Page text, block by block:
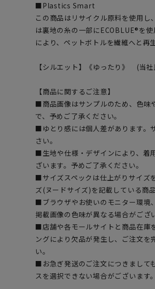
■Plastics Smart
この商品はリサイクル原料を使用
は裏地の糸の一部にECOBLUE®を
により、ペットボトルを繊維へと再
【シルエット】《ゆったり》 (当社
【商品に関するご注意】
■商品画像はサンプルのため、色味
で、予めご了承ください。
■ゆとり感には個人差があります。
さい。
■生地や仕様・デザインにより、着
ざいます。予めご了承ください。
■サイズスペックは仕上がりサイズ
ズ(ヌードサイズ)を記載している商
■ブラウザやお使いのモニター環境
掲載画像の色味が異なる場合がござ
■店舗や各モールサイトと商品在庫
ングにより欠品が発生し、ご注文
い。
■お急ぎ発送のご注文につきまして
スを選択できない場合がございます。